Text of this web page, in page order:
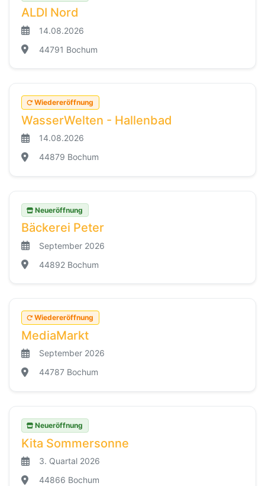
ALDI Nord
14.08.2026
44791 Bochum
Wiedereröffnung
WasserWelten - Hallenbad
14.08.2026
44879 Bochum
Neueröffnung
Bäckerei Peter
September 2026
44892 Bochum
Wiedereröffnung
MediaMarkt
September 2026
44787 Bochum
Neueröffnung
Kita Sommersonne
3. Quartal 2026
44866 Bochum